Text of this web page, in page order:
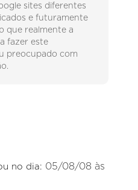
sites diferentes
e futuramente
que realmente a
fazer este
preocupado com
no dia: 05/08/08 às